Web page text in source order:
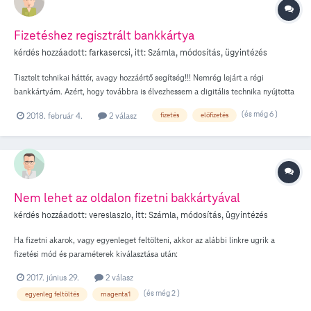
minimálbéres keresetem már egy jó ideje és nincsenek tartozásaim... Köszi előre
Fizetéshez regisztrált bankkártya
kérdés hozzáadott:farkasercsi, itt:Számla, módosítás, ügyintézés
Tisztelt tchnikai háttér, avagy hozzáértő segítség!!! Nemrég lejárt a régi
bankkártyám. Azért, hogy továbbra is élvezhessem a digitális technika nyújtotta
is nagy örömmel, s megelégedettséggel használok. Ámde!! Egyes alkalmakkor,
jelezvén fizetési szándékomat. Viszont ez ilyen alkalmakkor rendre meghíusul
érthető okokból. Gondoltam -kitörlöm a rendszerből előző fizetőeszközöm... S
AKKOR ITT VÉLTEM FELFEDEZNI: SZÁNDÉKOM LEHETETLEN KÜLDETÉS! Hát
megvalósíthassam eme álmomat! Hadd távolítsam el a régi fizetőeszközömet a
rendszerből! Köszönettel, s nem kevesebb tisztelettel HŰ ELŐFIZETŐJÜK: Farkas
2018. február 4. 2 válasz fizetés előfizetés (és még 6 )
Nem lehet az oldalon fizetni bakkártyával
kérdés hozzáadott:vereslaszlo, itt:Számla, módosítás, ügyintézés
Ha fizetni akarok, vagy egyenleget feltölteni, akkor az alábbi linkre ugrik a
fizetési mód és paraméterek kiválasztása után:
emiatt nem lehet fizetni. Ilyenkor mi a teendő és mikor fog a rendszer
helyreállni? Kedves Ügyfelünk! A vásárlási tranzakciók száma a vártnál jobban
2017. június 29. 2 válasz
egyenleg feltöltés magenta1 (és még 2 )